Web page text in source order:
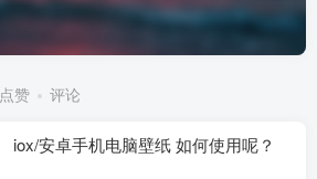
点赞 评论
iox/安卓手机电脑壁纸 如何使用呢？